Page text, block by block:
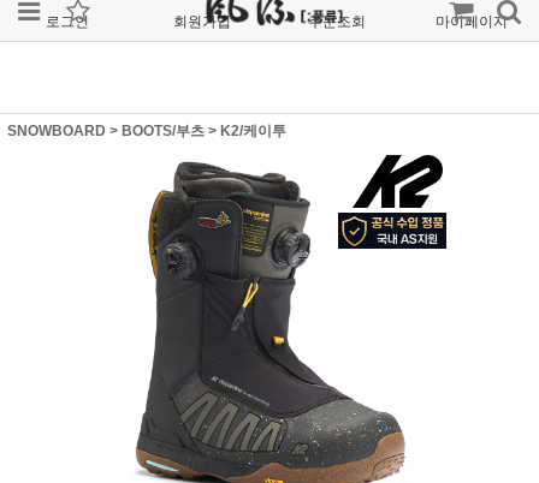
로그인 회원가입 주문조회 마이페이지
SNOWBOARD > BOOTS/부츠 > K2/케이투